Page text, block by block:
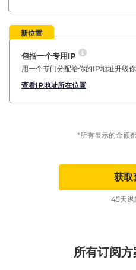
新位置
包括一个专用IP
用一个专门分配给你的IP地址升级你
查看IP地址所在位置
*所有显示的金额
获取
45天退
所有订阅方